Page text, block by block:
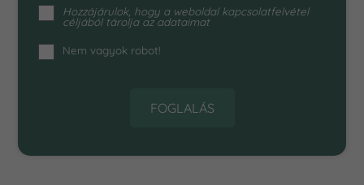
Hozzájárulok, hogy a weboldal kapcsolatfelvétel
céljából tárolja az adataimat
Nem vagyok robot!
FOGLALÁS